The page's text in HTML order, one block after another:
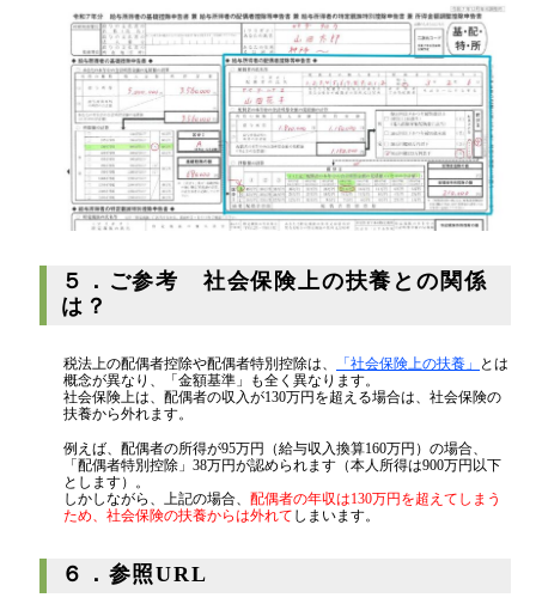
書」の欄を埋めないと、完了しない点に注意が必要です。
５．ご参考 社会保険上の扶養との関係
税法上の配偶者控除や配偶者特別控除は、「社会保険上の扶養」とは
概念が異なり、「金額基準」も全く異なります。
扶養から外れます。
例えば、配偶者の所得が95万円（給与収入換算160万円）の場合、
「配偶者特別控除」38万円が認められます（本人所得は900万円以下
とします）。